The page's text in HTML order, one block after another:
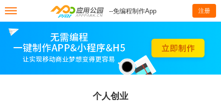
--免编程制作App 注册
个人创业